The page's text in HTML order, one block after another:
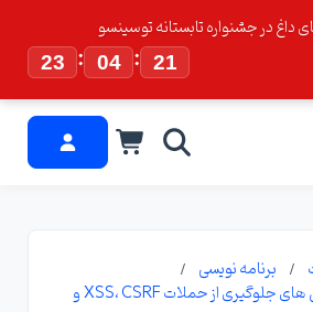
داغ در جشنواره تابستانه توسینسو
23
: 04 : 20
برنامه نویسی
امنیت در جنگو ، روش های جلوگیری از حملات XSS، CSRF و